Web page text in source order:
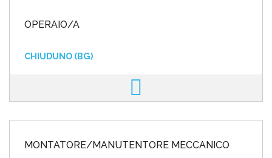
OPERAIO/A
CHIUDUNO (BG)
MONTATORE/MANUTENTORE MECCANICO